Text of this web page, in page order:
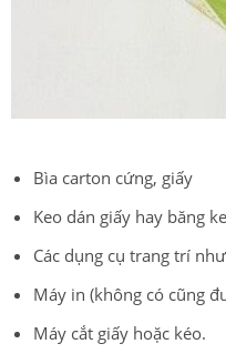
Bìa carton cứng, giấy
Keo dán giấy hay băng
Các dụng cụ trang trí
Máy in (không có cũng
Máy cắt giấy hoặc kéo.